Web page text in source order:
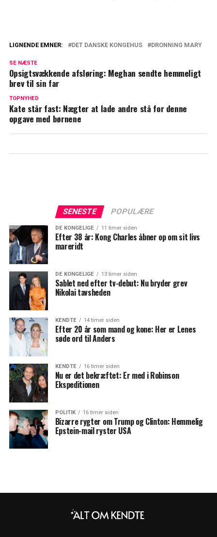
med børnene?
Forlænger ferien – Nu træder mor i
LIGNENDE EMNER: DET DANSKE KONGEHUS DRONNING MARY
SE NÆSTE
Opsigtsvækkende afsløring: Meghan sendte hemmeligt
brev til sin far
TOPNYHED
Kate står fast: Nægter at lade andre stå for denne
opgave med børnene
SENESTE POPULÆRE
DE KONGELIGE 11 timer siden
Efter 38 år: Kong Charles åbner op om sit livs
mareridt
DE KONGELIGE 13 timer siden
Sablet ned efter tv-debut: Nu bryder grev
Nikolai tavsheden
KENDTE 14 timer siden
Efter 20 år som mand og kone: Her er Lenes
søde ord til Anders
KENDTE 16 timer siden
Nu er det bekræftet: Er med i Robinson
Ekspeditionen
POLITIK 16 timer siden
Bizarre rygter om Trump og Clinton: Hemmelig
Epstein-mail ryster USA